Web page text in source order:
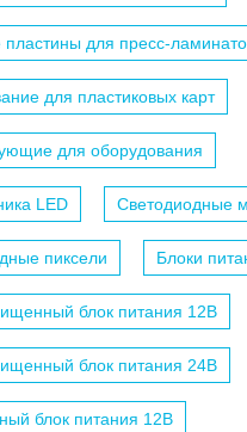
для пресс-
для пластиковых карт
для оборудования
LED Светодиодные
пиксели Блоки
блок питания 12B
блок питания 24B
блок питания 12B